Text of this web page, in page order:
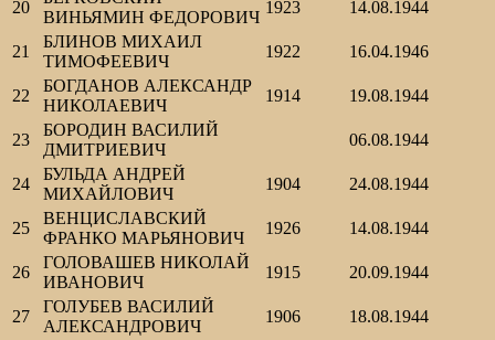
20
ВИНЬЯМИН ФЕДОРОВИЧ
1923 14.08.1944
21
БЛИНОВ МИХАИЛ
ТИМОФЕЕВИЧ
1922 16.04.1946
22
БОГДАНОВ АЛЕКСАНДР
НИКОЛАЕВИЧ
1914 19.08.1944
23
БОРОДИН ВАСИЛИЙ
ДМИТРИЕВИЧ
06.08.1944
24
БУЛЬДА АНДРЕЙ
МИХАЙЛОВИЧ
1904 24.08.1944
25
ВЕНЦИСЛАВСКИЙ
ФРАНКО МАРЬЯНОВИЧ
1926 14.08.1944
26
ГОЛОВАШЕВ НИКОЛАЙ
ИВАНОВИЧ
1915 20.09.1944
27
ГОЛУБЕВ ВАСИЛИЙ
АЛЕКСАНДРОВИЧ
1906 18.08.1944